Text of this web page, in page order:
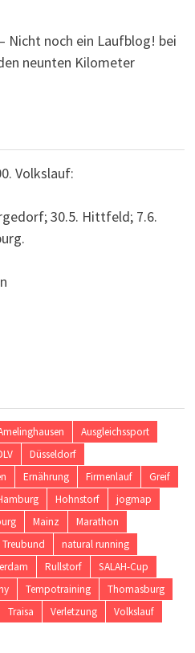
Nicht noch ein Laufblog! bei
neunten Kilometer
Volkslauf:
30.5. Hittfeld; 7.6.
Ausgleichssport
Düsseldorf
Ernährung Firmenlauf
Greif
Hohnstorf
jogmap
Mainz
Marathon
Treubund
natural running
Rullstorf
SALAH-Cup
Tempotraining
Thomasburg
Traisa Verletzung
Volkslauf